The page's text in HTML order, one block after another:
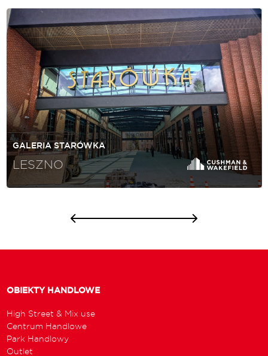
GALERIA STARÓWKA
LESZNO
OBIEKTY HANDLOWE
High Street & Mix use
Centrum Handlowe
Park Handlowy
Outlet